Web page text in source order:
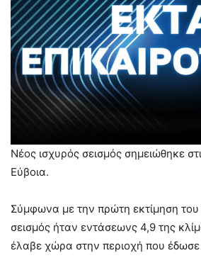
Νέος ισχυρός σεισμός σημειώθηκε
Εύβοια.
Σύμφωνα με την πρώτη εκτίμηση
σεισμός ήταν εντάσεωνς 4,9 της
έλαβε χώρα στην περιοχή που